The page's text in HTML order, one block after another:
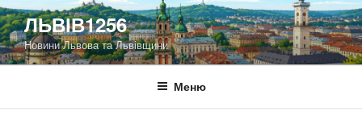
Перейти
до
вмісту
ЛЬВІВ1256
Новини Львова та Львівщини
Меню